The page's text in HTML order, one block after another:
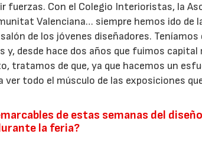
fuerzas. Con el Colegio Interioristas, la
Valenciana… siempre hemos ido de
de los jóvenes diseñadores. Teníamos
y, desde hace dos años que fuimos capital
tratamos de que, ya que hacemos un
ver todo el músculo de las exposiciones
de estas semanas del
la feria?